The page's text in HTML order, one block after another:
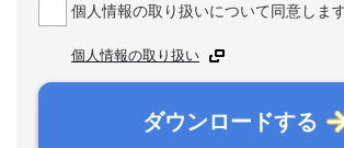
個人情報の取り扱いについて同意します
個人情報の取り扱い
ダウンロードする